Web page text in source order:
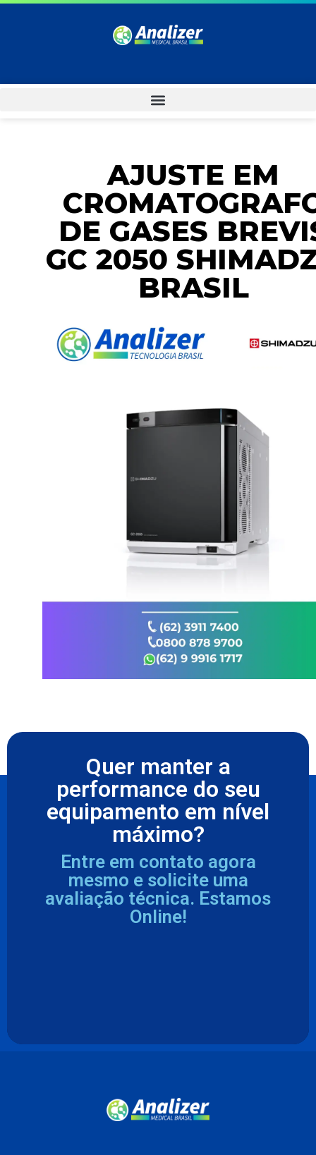
AJUSTE EM
DE GASES
GC 2050
BRASIL
Quer manter a
performance do seu
equipamento em nível
máximo?
Entre em contato agora
mesmo e solicite uma
avaliação técnica. Estamos
Online!